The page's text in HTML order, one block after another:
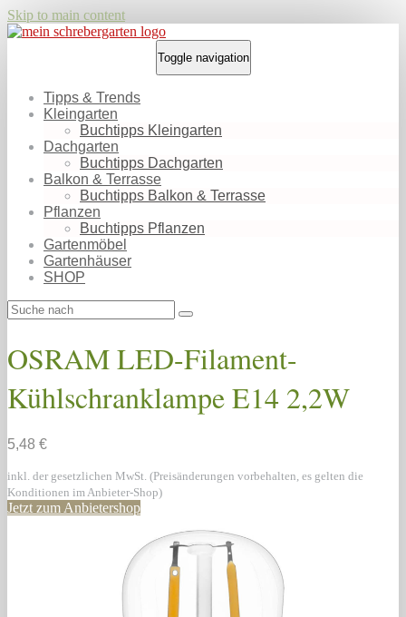
Skip to main content
Toggle navigation
Tipps & Trends
Kleingarten
Buchtipps Kleingarten
Dachgarten
Buchtipps Dachgarten
Balkon & Terrasse
Buchtipps Balkon & Terrasse
Pflanzen
Buchtipps Pflanzen
Gartenmöbel
Gartenhäuser
SHOP
OSRAM LED-Filament-
Kühlschranklampe E14 2,2W
5,48 €
inkl. der gesetzlichen MwSt. (Preisänderungen vorbehalten, es gelten die
Konditionen im Anbieter-Shop)
Jetzt zum Anbietershop